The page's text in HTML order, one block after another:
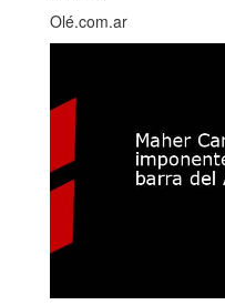
Olé.com.ar